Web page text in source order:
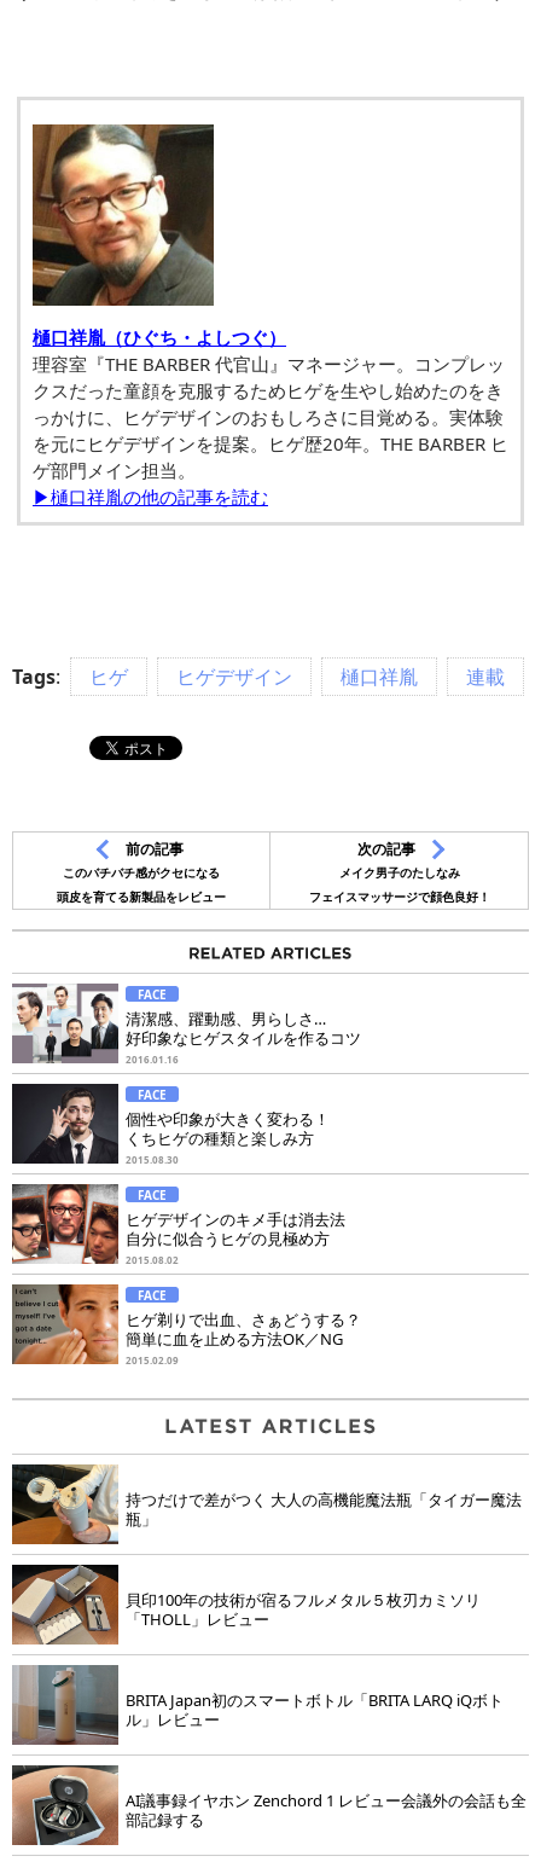
樋口祥胤（ひぐち・よしつぐ）
理容室『THE BARBER 代官山』マネージャー。コンプレッ
クスだった童顔を克服するためヒゲを生やし始めたのをき
っかけに、ヒゲデザインのおもしろさに目覚める。実体験
を元にヒゲデザインを提案。ヒゲ歴20年。THE BARBER ヒ
ゲ部門メイン担当。
▶樋口祥胤の他の記事を読む
Tags: ヒゲ ヒゲデザイン 樋口祥胤 連載
前の記事
このバチバチ感がクセになる
頭皮を育てる新製品をレビュー
次の記事
メイク男子のたしなみ
フェイスマッサージで顔色良好！
FACE
清潔感、躍動感、男らしさ…
好印象なヒゲスタイルを作るコツ
2016.01.16
FACE
個性や印象が大きく変わる！
くちヒゲの種類と楽しみ方
2015.08.30
FACE
ヒゲデザインのキメ手は消去法
自分に似合うヒゲの見極め方
2015.08.02
FACE
ヒゲ剃りで出血、さぁどうする？
簡単に血を止める方法OK／NG
2015.02.09
持つだけで差がつく 大人の高機能魔法瓶「タイガー魔法
瓶」
貝印100年の技術が宿るフルメタル５枚刃カミソリ
「THOLL」レビュー
BRITA Japan初のスマートボトル「BRITA LARQ iQボト
ル」レビュー
AI議事録イヤホン Zenchord 1 レビュー会議外の会話も全
部記録する